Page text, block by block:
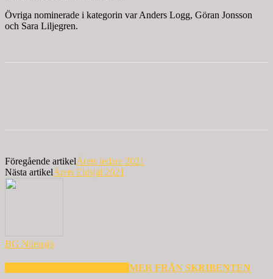
Övriga nominerade i kategorin var Anders Logg, Göran Jonsson
och Sara Liljegren.
Föregående artikelÅrets ledare 2021
Nästa artikelÅrets Eldsjäl 2021
BG Nilensjö
MER FRÅN SKRIBENTEN